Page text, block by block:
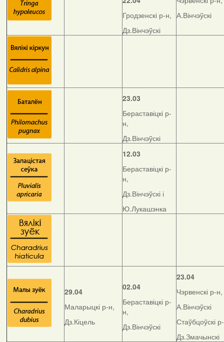
Гродзенскі р-н,
Дз.Вінчэўскі
А.Вінчэўскі
23.03
Бераставіцкі р-
н,
Дз.Вінчэўскі
12.03
Бераставіцкі р-
н,
Дз.Вінчэўскі і
Ю.Лукашэнка
29.04
Маларыцкі р-н,
Дз.Кіцель
02.04
Бераставіцкі р-
н,
Дз.Вінчэўскі
23.04
Чэрвенскі р-н,
А.Вінчэўскі
Стаўбцоўскі
Дз.Змачынскі